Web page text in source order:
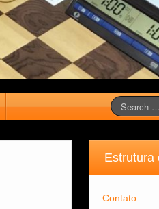
Estrutura
Contato